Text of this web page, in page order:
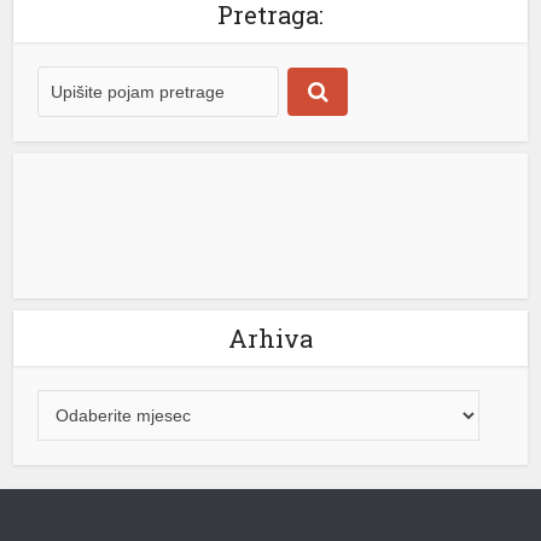
shortener
Pretraga:
Arhiva